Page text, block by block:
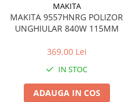
MAKITA
MAKITA 9557HNRG POLIZOR
UNGHIULAR 840W 115MM
369,00 Lei
IN STOC
ADAUGA IN COS